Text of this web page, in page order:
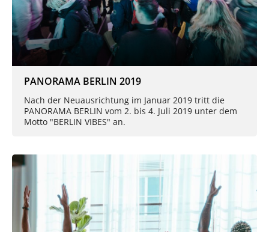
PANORAMA BERLIN 2019
Nach der Neuausrichtung im Januar 2019 tritt die
PANORAMA BERLIN vom 2. bis 4. Juli 2019 unter dem
Motto "BERLIN VIBES" an.